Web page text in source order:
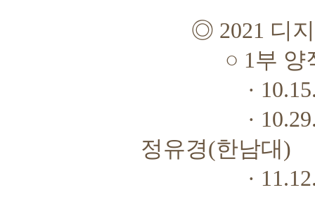
◎ 2021 디
○ 1부 양
· 10.15.
· 10.29.
정유경(한남대 )
· 11.12.